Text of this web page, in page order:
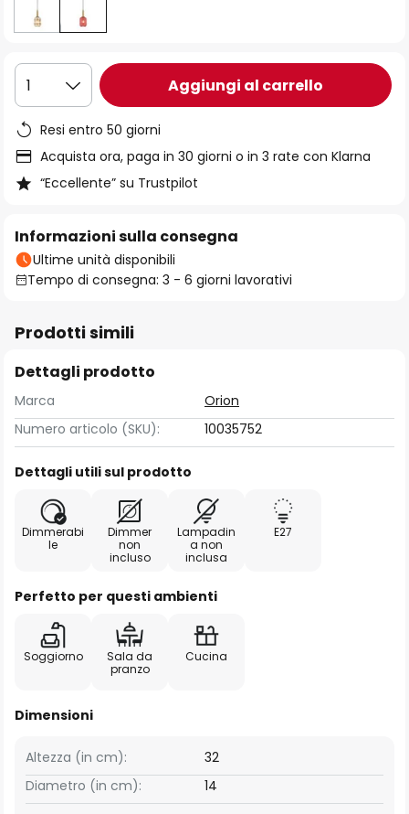
1 Aggiungi al carrello
Resi entro 50 giorni
Acquista ora, paga in 30 giorni o in 3 rate con Klarna
“Eccellente” su Trustpilot
Informazioni sulla consegna
Ultime unità disponibili
Tempo di consegna: 3 - 6 giorni lavorativi
Prodotti simili
Dettagli prodotto
Marca
Orion
Numero articolo (SKU):
10035752
Dettagli utili sul prodotto
Dimmerabi
le
Dimmer
non
incluso
Lampadin
a non
inclusa
E27
Perfetto per questi ambienti
Soggiorno
Sala da
pranzo
Cucina
Dimensioni
Altezza (in cm):
32
Diametro (in cm):
14